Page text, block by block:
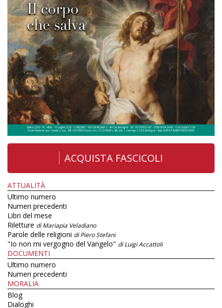
ACQUISTA FASCICOLI
ATTUALITÀ
Ultimo numero
Numeri precedenti
Libri del mese
Riletture di Mariapia Veladiano
Parole delle religioni di Piero Stefani
"Io non mi vergogno del Vangelo" di Luigi Accattoli
DOCUMENTI
Ultimo numero
Numeri precedenti
MORALIA
Blog
Dialoghi